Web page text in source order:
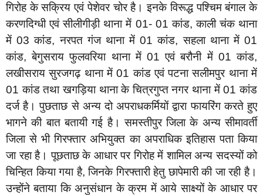
गिरोह के सक्रिय एवं पेशेवर चोर है। इनके विरूद्ध पश्चिम बंगाल के
करणदिग्धी एवं सीलीगीड़ी थाना में 01- 01 कांड, काली चंक थाना
में 03 कांड, नरपत गंज थाना में 01 कांड, सहला थाना में 01
कांड, बेगुसराय फुलवरिया थाना में 01 एवं बरौनी में 01 कांड,
लखीसराय सुरजगढ़ थाना में 01 कांड एवं पटना सलीमपुर थाना में
01 कांड तथा खगड़िया थाना के चित्रगुप्त नगर थाना में 01 कांड
दर्ज है। पुछताछ से अन्य दो अपराधकर्मियों द्वारा फायरिंग करते हुए
भागने की बात बतायी गई है। समस्तीपुर जिला के अन्य सीमावर्ती
जिला से भी गिरफ्तार अभियुक्त का अपराधिक इतिहास पता किया
जा रहा है। पूछताछ के आधार पर गिरोह में शामिल अन्य सदस्यों को
चिन्हित किया गया है, जिनके गिरफ्तारी हेतु छापेमारी की जा रही है।
उन्होंने बताया कि अनुसंधान के क्रम में आये साक्ष्यों के आधार पर